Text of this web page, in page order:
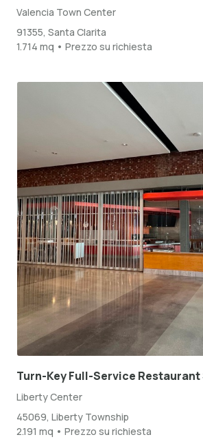
Valencia Town Center
91355, Santa Clarita
1.714 mq • Prezzo su richiesta
Turn-Key Full-Service Restaurant
Liberty Center
45069, Liberty Township
2.191 mq • Prezzo su richiesta